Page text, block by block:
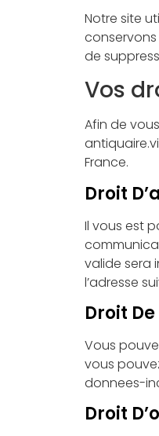
Notre site
de
Vos
Afin de
France.
Droit
Il vous est
valide sera
l’adresse
Droit
Vous
vous
donnees-
Droit